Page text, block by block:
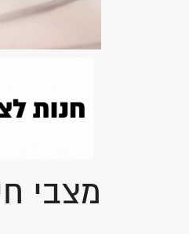
מצבי